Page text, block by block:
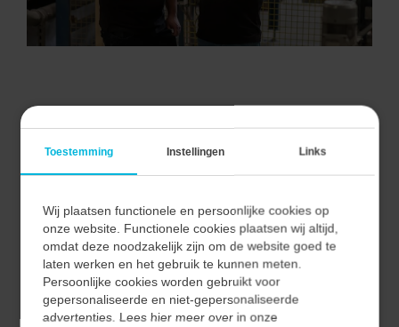
VAN ALLE MARKTEN THUIS.
Bij Vecon Engineers begrijpen we dat elke markt unieke
uitdagingen en kansen biedt.
Door nauwe samenwerking met onze klanten begrijpen
we hun unieke behoeften en vertalen we deze naar
effectieve en duurzame oplossingen.
Toestemming Instellingen Links
Wij plaatsen functionele en persoonlijke cookies op
onze website. Functionele cookies plaatsen wij altijd,
omdat deze noodzakelijk zijn om de website goed te
laten werken en het gebruik te kunnen meten.
Persoonlijke cookies worden gebruikt voor
gepersonaliseerde en niet-gepersonaliseerde
advertenties. Lees hier meer over in onze